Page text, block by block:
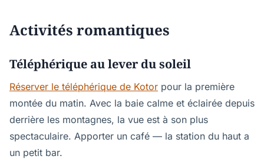
Activités romantiques
Téléphérique au lever du soleil
Réserver le téléphérique de Kotor pour la première
montée du matin. Avec la baie calme et éclairée depuis
derrière les montagnes, la vue est à son plus
spectaculaire. Apporter un café — la station du haut a
un petit bar.